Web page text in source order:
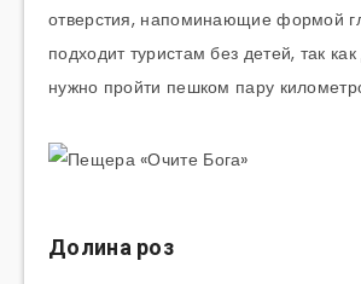
отверстия, напоминающие формой
подходит туристам без детей, так
нужно пройти пешком пару
Долина роз